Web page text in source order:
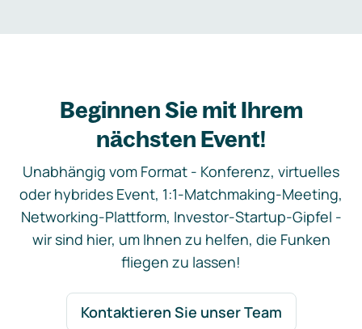
Beginnen Sie mit Ihrem
nächsten Event!
Unabhängig vom Format - Konferenz, virtuelles
oder hybrides Event, 1:1-Matchmaking-Meeting,
Networking-Plattform, Investor-Startup-Gipfel -
wir sind hier, um Ihnen zu helfen, die Funken
fliegen zu lassen!
Kontaktieren Sie unser Team